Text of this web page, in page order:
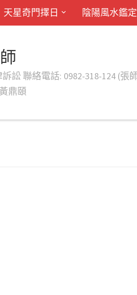
天星奇門擇日 陰陽風水鑑定
聯絡電話: 0982-318-124 (張
鼎頤